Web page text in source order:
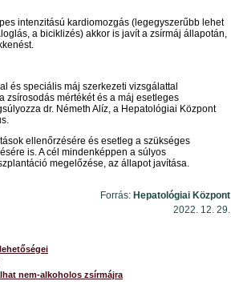
intenzitású kardiomozgás (legegyszerűbb lehet
a biciklizés) akkor is javít a zsírmáj állapotán,
és speciális máj szerkezeti vizsgálattal
zsírosodás mértékét és a máj esetleges
dr. Németh Alíz, a Hepatológiai Központ
ellenőrzésére és esetleg a szükséges
is. A cél mindenképpen a súlyos
megelőzése, az állapot javítása.
Forrás: Hepatológiai Központ
2022. 12. 29.
nem-alkoholos zsírmájra